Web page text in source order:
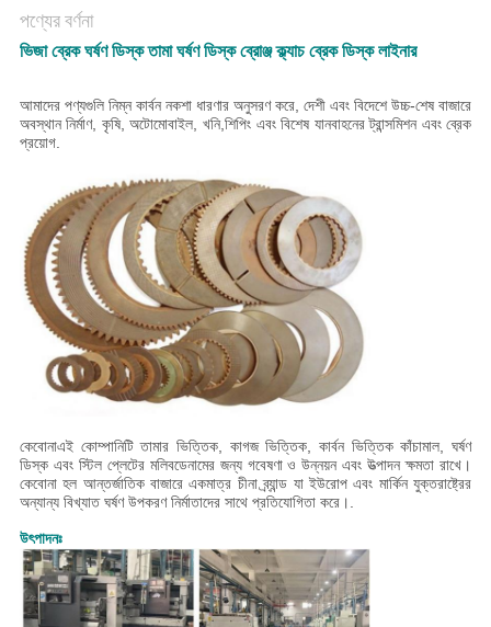
পণ্যের বর্ণনা
ভিজা ব্রেক ঘর্ষণ ডিস্ক তামা ঘর্ষণ ডিস্ক ব্রোঞ্জ ক্ল্যাচ ব্রেক ডিস্ক লাইনার
আমাদের পণ্যগুলি নিম্ন কার্বন নকশা ধারণার অনুসরণ করে, দেশী এবং বিদেশে উচ্চ-শেষ বাজারে
অবস্থান নির্মাণ, কৃষি, অটোমোবাইল, খনি,শিপিং এবং বিশেষ যানবাহনের ট্রান্সমিশন এবং ব্রেক
প্রয়োগ.
কেবোনাএই কোম্পানিটি তামার ভিত্তিক, কাগজ ভিত্তিক, কার্বন ভিত্তিক কাঁচামাল, ঘর্ষণ
ডিস্ক এবং স্টিল প্লেটের মলিবডেনামের জন্য গবেষণা ও উন্নয়ন এবং উত্পাদন ক্ষমতা রাখে।
কেবোনা হল আন্তর্জাতিক বাজারে একমাত্র চীনা ব্র্যান্ড যা ইউরোপ এবং মার্কিন যুক্তরাষ্ট্রের
অন্যান্য বিখ্যাত ঘর্ষণ উপকরণ নির্মাতাদের সাথে প্রতিযোগিতা করে।.
উৎপাদনঃ